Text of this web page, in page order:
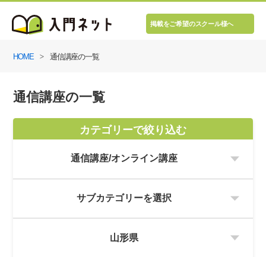
掲載をご希望のスクール様へ
HOME 通信講座の一覧
通信講座の一覧
カテゴリーで絞り込む